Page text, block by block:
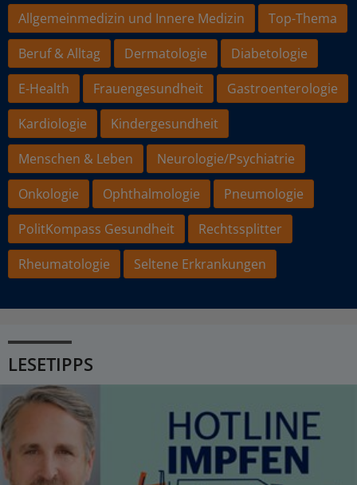
Allgemeinmedizin und Innere Medizin
Top-Thema
Beruf & Alltag
Dermatologie
Diabetologie
E-Health
Frauengesundheit
Gastroenterologie
Kardiologie
Kindergesundheit
Menschen & Leben
Neurologie/Psychiatrie
Onkologie
Ophthalmologie
Pneumologie
PolitKompass Gesundheit
Rechtssplitter
Rheumatologie
Seltene Erkrankungen
LESETIPPS